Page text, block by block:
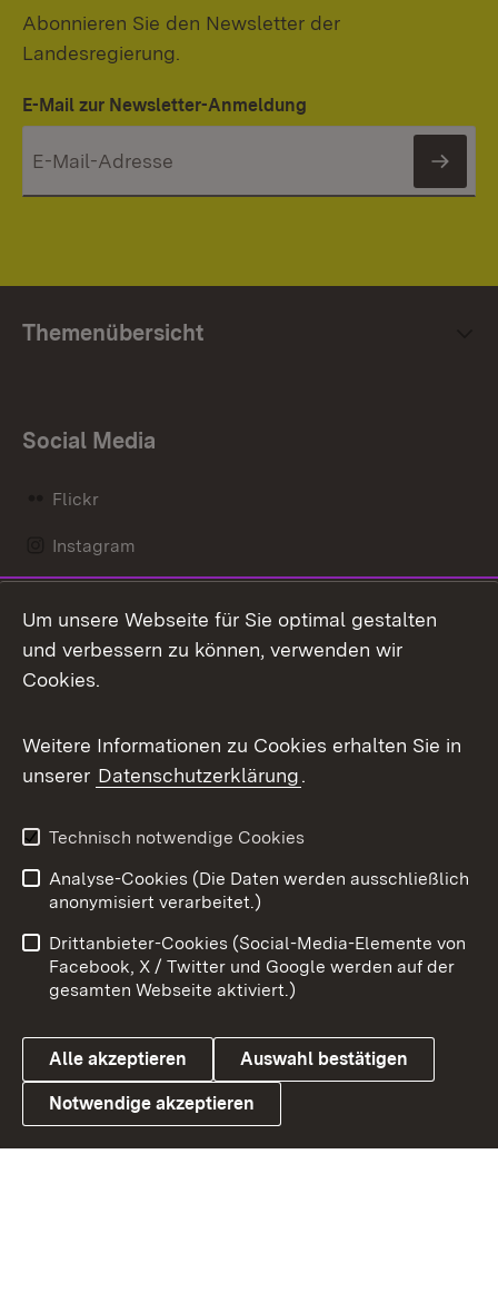
Abonnieren Sie den Newsletter der
Landesregierung.
E-Mail zur Newsletter-Anmeldung
Themenübersicht
Social Media
Flickr
Instagram
Mastodon
Messenger
Social Wall
X / Twitter
Youtube
Link zum Landesportal
Benutzungshinweise
Barrierefreiheit
Datenschutz
Cookies
Um unsere Webseite für Sie optimal gestalten
und verbessern zu können, verwenden wir
Cookies.
Weitere Informationen zu Cookies erhalten Sie in
unserer Datenschutzerklärung.
Technisch notwendige Cookies
Analyse-Cookies (Die Daten werden ausschließlich
anonymisiert verarbeitet.)
Drittanbieter-Cookies (Social-Media-Elemente von
Facebook, X / Twitter und Google werden auf der
gesamten Webseite aktiviert.)
Alle akzeptieren Auswahl bestätigen
Notwendige akzeptieren